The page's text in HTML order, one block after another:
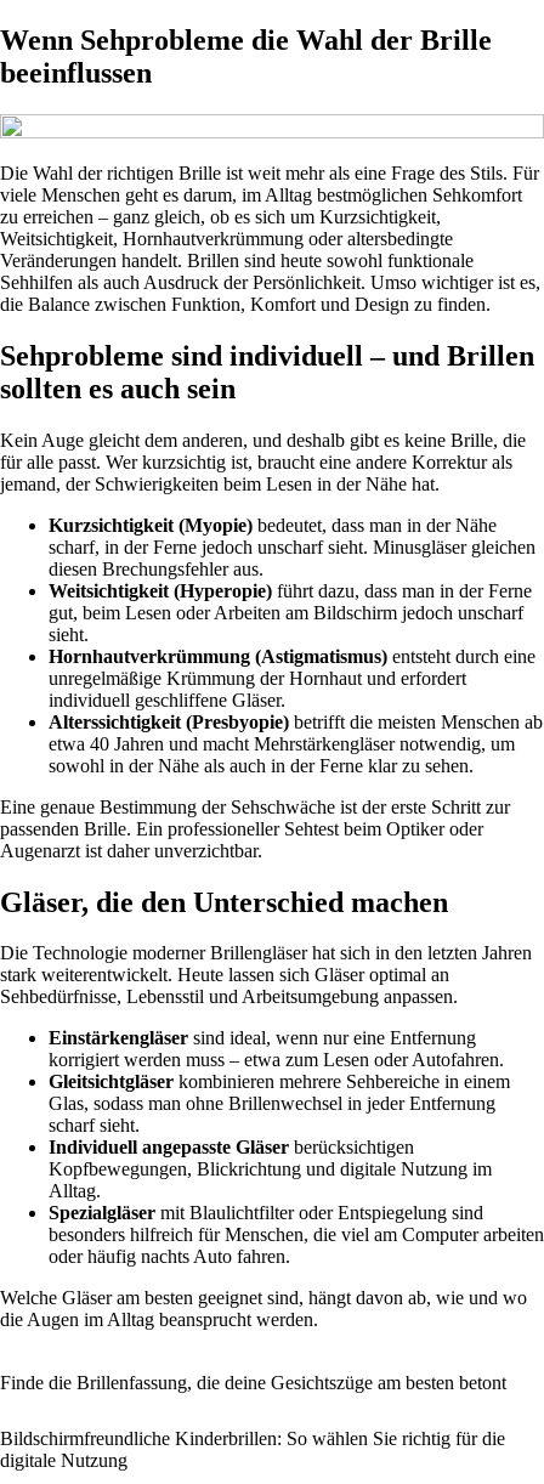
Wenn Sehprobleme die Wahl der Brille
beeinflussen
Die Wahl der richtigen Brille ist weit mehr als eine Frage des Stils. Für
viele Menschen geht es darum, im Alltag bestmöglichen Sehkomfort
zu erreichen – ganz gleich, ob es sich um Kurzsichtigkeit,
Weitsichtigkeit, Hornhautverkrümmung oder altersbedingte
Veränderungen handelt. Brillen sind heute sowohl funktionale
Sehhilfen als auch Ausdruck der Persönlichkeit. Umso wichtiger ist es,
die Balance zwischen Funktion, Komfort und Design zu finden.
Sehprobleme sind individuell – und Brillen
sollten es auch sein
Kein Auge gleicht dem anderen, und deshalb gibt es keine Brille, die
für alle passt. Wer kurzsichtig ist, braucht eine andere Korrektur als
jemand, der Schwierigkeiten beim Lesen in der Nähe hat.
Kurzsichtigkeit (Myopie) bedeutet, dass man in der Nähe
scharf, in der Ferne jedoch unscharf sieht. Minusgläser gleichen
diesen Brechungsfehler aus.
Weitsichtigkeit (Hyperopie) führt dazu, dass man in der Ferne
gut, beim Lesen oder Arbeiten am Bildschirm jedoch unscharf
sieht.
Hornhautverkrümmung (Astigmatismus) entsteht durch eine
unregelmäßige Krümmung der Hornhaut und erfordert
individuell geschliffene Gläser.
Alterssichtigkeit (Presbyopie) betrifft die meisten Menschen ab
etwa 40 Jahren und macht Mehrstärkengläser notwendig, um
sowohl in der Nähe als auch in der Ferne klar zu sehen.
Eine genaue Bestimmung der Sehschwäche ist der erste Schritt zur
passenden Brille. Ein professioneller Sehtest beim Optiker oder
Augenarzt ist daher unverzichtbar.
Gläser, die den Unterschied machen
Die Technologie moderner Brillengläser hat sich in den letzten Jahren
stark weiterentwickelt. Heute lassen sich Gläser optimal an
Sehbedürfnisse, Lebensstil und Arbeitsumgebung anpassen.
Einstärkengläser sind ideal, wenn nur eine Entfernung
korrigiert werden muss – etwa zum Lesen oder Autofahren.
Gleitsichtgläser kombinieren mehrere Sehbereiche in einem
Glas, sodass man ohne Brillenwechsel in jeder Entfernung
scharf sieht.
Individuell angepasste Gläser berücksichtigen
Kopfbewegungen, Blickrichtung und digitale Nutzung im
Alltag.
Spezialgläser mit Blaulichtfilter oder Entspiegelung sind
besonders hilfreich für Menschen, die viel am Computer arbeiten
oder häufig nachts Auto fahren.
Welche Gläser am besten geeignet sind, hängt davon ab, wie und wo
die Augen im Alltag beansprucht werden.
Finde die Brillenfassung, die deine Gesichtszüge am besten betont
Bildschirmfreundliche Kinderbrillen: So wählen Sie richtig für die
digitale Nutzung